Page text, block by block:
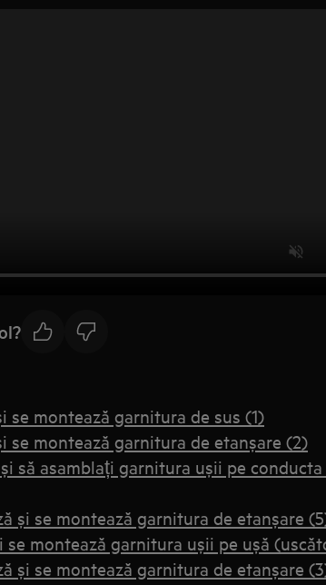
se montează garnitura de sus (1)
se montează garnitura de etanșare (2)
să asamblați garnitura ușii pe
și se montează garnitura de etanșare
se montează garnitura ușii pe ușă
și se montează garnitura de etanșare